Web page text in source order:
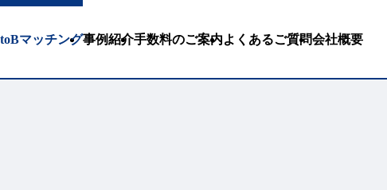
マッチング事例紹介手数料のご案内よくあるご質問会社概要